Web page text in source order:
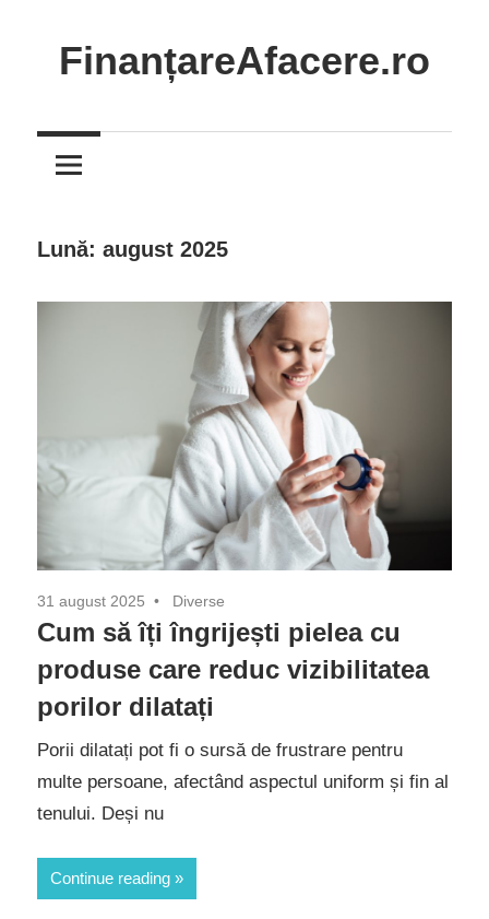
content
FinanțareAfacere.ro
inteligente
pentru
Lună: august 2025
31 august 2025 Diverse
Cum să îți îngrijești pielea cu
produse care reduc vizibilitatea
porilor dilatați
Porii dilatați pot fi o sursă de frustrare pentru
multe persoane, afectând aspectul uniform și fin al
tenului. Deși nu
Continue reading